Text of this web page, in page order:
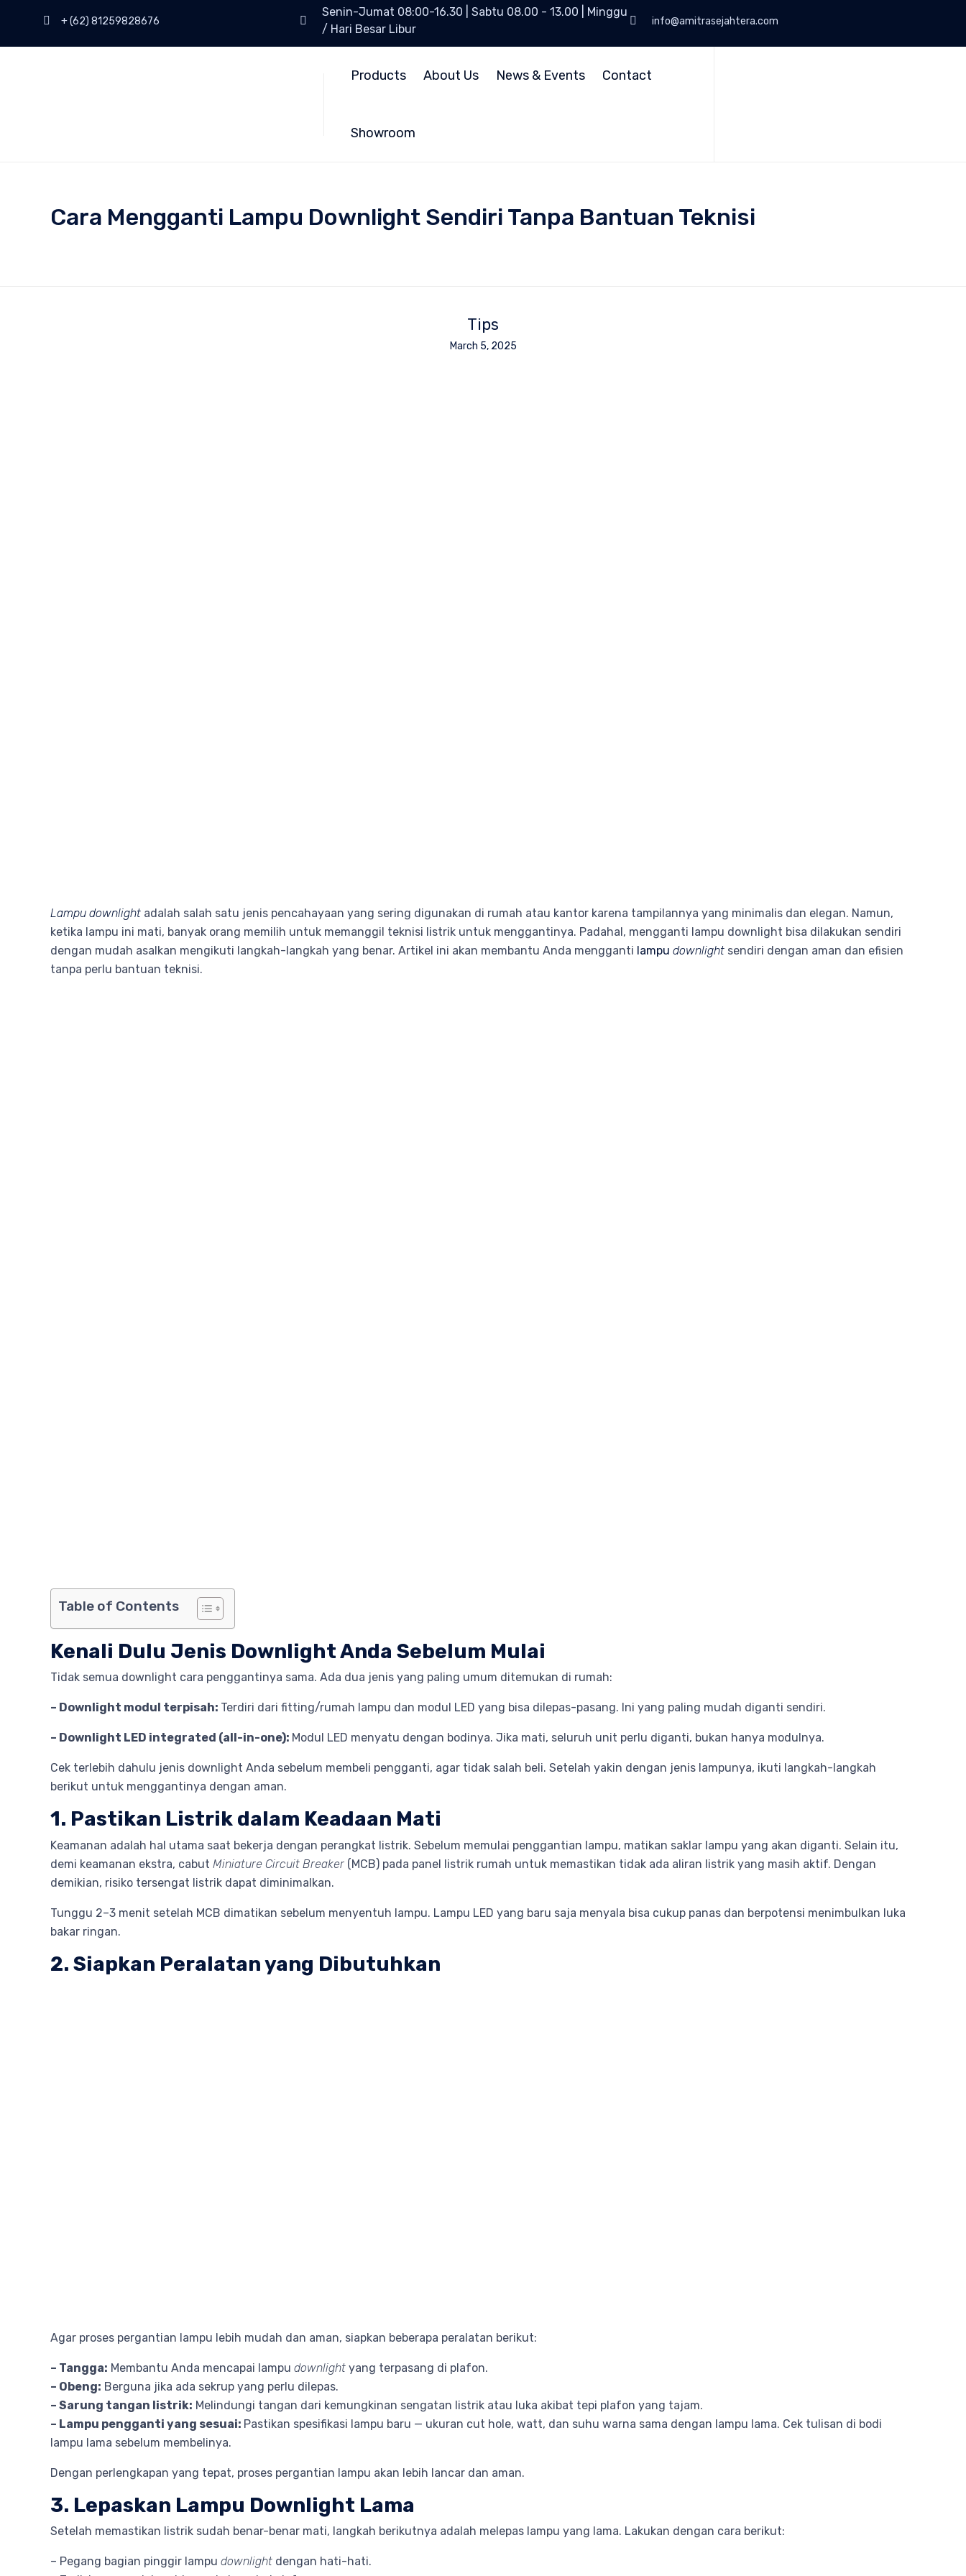
+ (62) 81259828676
Senin-Jumat 08:00-16.30 | Sabtu 08.00 - 13.00 | Minggu
/ Hari Besar Libur
info@amitrasejahtera.com
Products About Us News & Events Contact
Showroom
Cara Mengganti Lampu Downlight Sendiri Tanpa Bantuan Teknisi
Tips
March 5, 2025
Lampu downlight adalah salah satu jenis pencahayaan yang sering digunakan di rumah atau kantor karena tampilannya yang minimalis dan elegan. Namun,
ketika lampu ini mati, banyak orang memilih untuk memanggil teknisi listrik untuk menggantinya. Padahal, mengganti lampu downlight bisa dilakukan sendiri
dengan mudah asalkan mengikuti langkah-langkah yang benar. Artikel ini akan membantu Anda mengganti lampu downlight sendiri dengan aman dan efisien
tanpa perlu bantuan teknisi.
Table of Contents
Kenali Dulu Jenis Downlight Anda Sebelum Mulai
Tidak semua downlight cara penggantinya sama. Ada dua jenis yang paling umum ditemukan di rumah:
– Downlight modul terpisah: Terdiri dari fitting/rumah lampu dan modul LED yang bisa dilepas-pasang. Ini yang paling mudah diganti sendiri.
– Downlight LED integrated (all-in-one): Modul LED menyatu dengan bodinya. Jika mati, seluruh unit perlu diganti, bukan hanya modulnya.
Cek terlebih dahulu jenis downlight Anda sebelum membeli pengganti, agar tidak salah beli. Setelah yakin dengan jenis lampunya, ikuti langkah-langkah
berikut untuk menggantinya dengan aman.
1. Pastikan Listrik dalam Keadaan Mati
Keamanan adalah hal utama saat bekerja dengan perangkat listrik. Sebelum memulai penggantian lampu, matikan saklar lampu yang akan diganti. Selain itu,
demi keamanan ekstra, cabut Miniature Circuit Breaker (MCB) pada panel listrik rumah untuk memastikan tidak ada aliran listrik yang masih aktif. Dengan
demikian, risiko tersengat listrik dapat diminimalkan.
Tunggu 2–3 menit setelah MCB dimatikan sebelum menyentuh lampu. Lampu LED yang baru saja menyala bisa cukup panas dan berpotensi menimbulkan luka
bakar ringan.
2. Siapkan Peralatan yang Dibutuhkan
Agar proses pergantian lampu lebih mudah dan aman, siapkan beberapa peralatan berikut:
– Tangga: Membantu Anda mencapai lampu downlight yang terpasang di plafon.
– Obeng: Berguna jika ada sekrup yang perlu dilepas.
– Sarung tangan listrik: Melindungi tangan dari kemungkinan sengatan listrik atau luka akibat tepi plafon yang tajam.
– Lampu pengganti yang sesuai: Pastikan spesifikasi lampu baru — ukuran cut hole, watt, dan suhu warna sama dengan lampu lama. Cek tulisan di bodi
lampu lama sebelum membelinya.
Dengan perlengkapan yang tepat, proses pergantian lampu akan lebih lancar dan aman.
3. Lepaskan Lampu Downlight Lama
Setelah memastikan listrik sudah benar-benar mati, langkah berikutnya adalah melepas lampu yang lama. Lakukan dengan cara berikut:
– Pegang bagian pinggir lampu downlight dengan hati-hati.